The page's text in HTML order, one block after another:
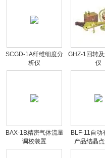
SCGD-1A纤维细度分
析仪
GHZ-1回转
仪
BAX-1B精密气体流量
调校装置
BLF-11自动
产品结晶